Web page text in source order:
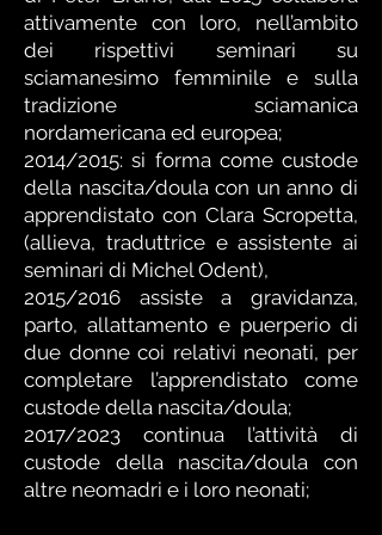
attivamente con loro, nell’ambito
dei rispettivi seminari su
sciamanesimo femminile e sulla
tradizione sciamanica
nordamericana ed europea;
2014/2015: si forma come custode
della nascita/doula con un anno di
apprendistato con Clara Scropetta,
(allieva, traduttrice e assistente ai
seminari di Michel Odent),
2015/2016 assiste a gravidanza,
parto, allattamento e puerperio di
due donne coi relativi neonati, per
completare l’apprendistato come
custode della nascita/doula;
2017/2023 continua l’attività di
custode della nascita/doula con
altre neomadri e i loro neonati;